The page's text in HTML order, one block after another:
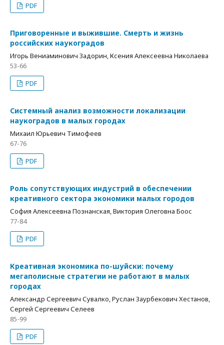
PDF
Приговоренные и выжившие. Смерть и жизнь
российских наукоградов
Игорь Вениаминович Задорин, Ксения Алексеевна Николаева
53-66
PDF
Системный анализ возможности локализации
наукоградов в малых городах
Михаил Юрьевич Тимофеев
67-76
PDF
Роль сопутствующих индустрий в обеспечении
креативного сектора экономики малых городов
София Алексеевна Познанская, Виктория Олеговна Боос
77-84
PDF
Креативная экономика по-шуйски: почему
мегаполисные стратегии не работают в малых
городах
Александр Сергеевич Сувалко, Руслан Заурбекович Хестанов,
Сергей Сергеевич Селеев
85-99
PDF